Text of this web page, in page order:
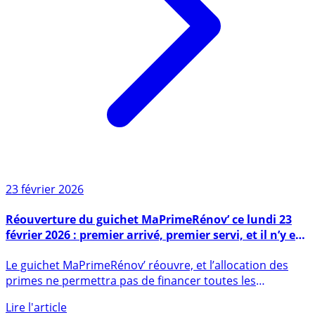
23 février 2026
février 2026 : premier arrivé, premier servi, et il n’y en
aura pas pour tout le monde
primes ne permettra pas de financer toutes les